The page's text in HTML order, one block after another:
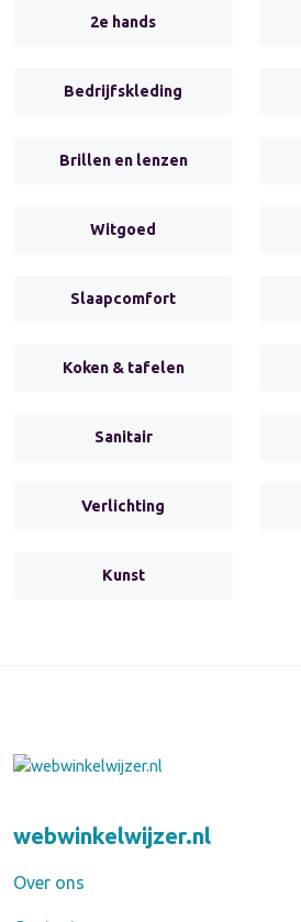
2e hands
Bedrijfskleding
Brillen en lenzen
Witgoed
Slaapcomfort
Koken & tafelen
Sanitair
Verlichting
Kunst
webwinkelwijzer.nl
Over ons